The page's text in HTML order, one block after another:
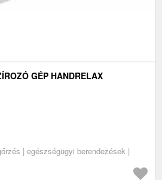
GÉP HANDRELAX
| egészségügyi berendezések |